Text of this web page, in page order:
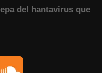
del hantavirus que